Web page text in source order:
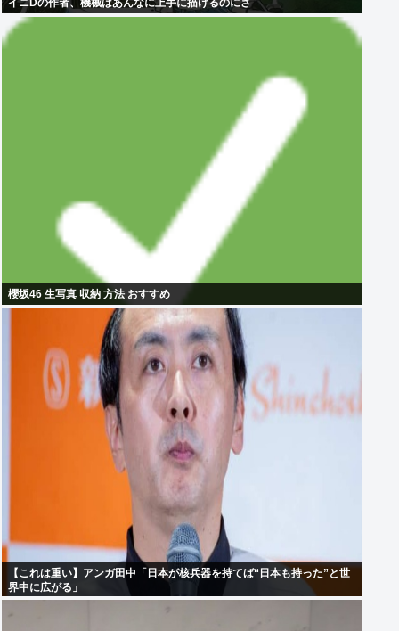
イニDの作者、機械はあんなに上手に描けるのにさ
櫻坂46 生写真 収納 方法 おすすめ
【これは重い】アンガ田中「日本が核兵器を持てば“日本も持った”と世
界中に広がる」